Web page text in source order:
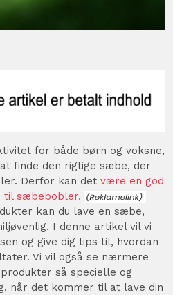
for både børn og voksne,
finde den rigtige sæbe, der
Derfor kan detvære en god
til sæbebobler.
kan du lave en sæbe,
I denne artikel vil vi
og give dig tips til, hvordan
Vi vil også se nærmere
så specielle og
når det kommer til at lave din